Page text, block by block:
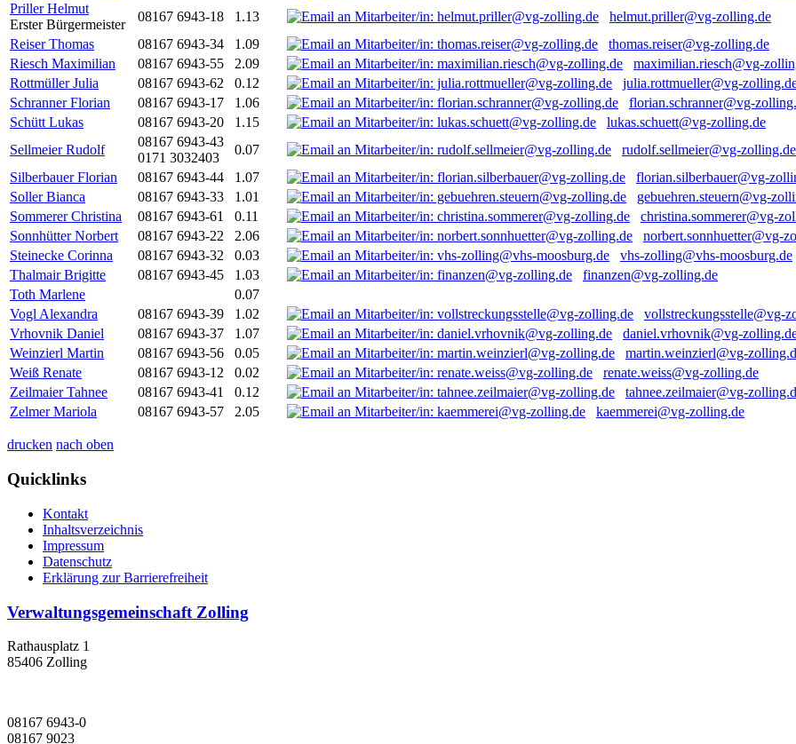
Priller Helmut
Erster Bürgermeister
08167 6943-18 1.13
helmut.priller@vg-zolling.de
Reiser Thomas
08167 6943-34 1.09
thomas.reiser@vg-zolling.de
Riesch Maximilian
08167 6943-55 2.09
maximilian.riesch@vg-
Rottmüller Julia
08167 6943-62 0.12
julia.rottmueller@vg-
Schranner Florian
08167 6943-17 1.06
florian.schranner@vg-
Schütt Lukas
08167 6943-20 1.15
lukas.schuett@vg-zolling.de
Sellmeier Rudolf
08167 6943-43
0171 3032403
0.07
rudolf.sellmeier@vg-zolling.de
Silberbauer Florian
08167 6943-44 1.07
florian.silberbauer@vg-
Soller Bianca
08167 6943-33 1.01
gebuehren.steuern@vg-
Sommerer Christina
08167 6943-61 0.11
christina.sommerer@vg-
Sonnhütter Norbert
08167 6943-22 2.06
norbert.sonnhuetter@vg-
Steinecke Corinna
08167 6943-32 0.03
vhs-zolling@vhs-moosburg.de
Thalmair Brigitte
08167 6943-45 1.03
finanzen@vg-zolling.de
Toth Marlene
0.07
Vogl Alexandra
08167 6943-39 1.02
vollstreckungsstelle@vg-
Vrhovnik Daniel
08167 6943-37 1.07
daniel.vrhovnik@vg-
Weinzierl Martin
08167 6943-56 0.05
martin.weinzierl@vg-
Weiß Renate
08167 6943-12 0.02
renate.weiss@vg-zolling.de
Zeilmaier Tahnee
08167 6943-41 0.12
tahnee.zeilmaier@vg-
Zelmer Mariola
08167 6943-57 2.05 kaemmerei@vg-zolling.de
drucken nach oben
Quicklinks
Kontakt
Inhaltsverzeichnis
Impressum
Datenschutz
Erklärung zur Barrierefreiheit
Verwaltungsgemeinschaft Zolling
Rathausplatz 1
85406 Zolling
08167 6943-0
08167 9023